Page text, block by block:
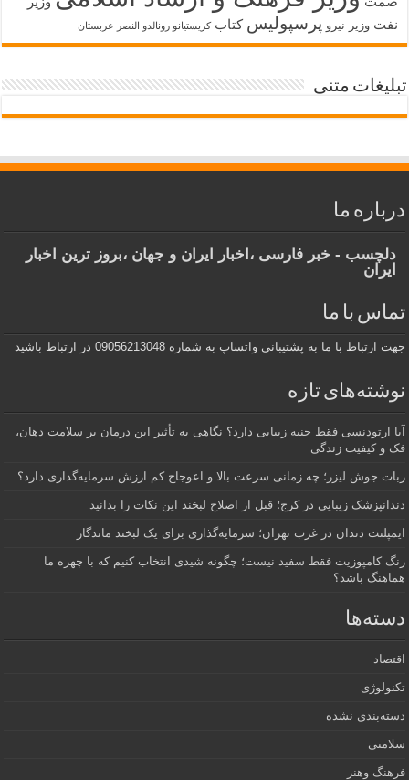
نفت وزیر نیرو پرسپولیس کتاب کریستیانو رونالدو النصر عربستان
تبلیغات متنی
درباره ما
دلچسب - خبر فارسی ،اخبار ایران و جهان ،بروز ترین اخبار
ایران
تماس با ما
جهت ارتباط با ما به پشتیبانی واتساپ به شماره 09056213048 در ارتباط باشید
نوشته‌های تازه
آیا ارتودنسی فقط جنبه زیبایی دارد؟ نگاهی به تأثیر این درمان بر سلامت دهان،
فک و کیفیت زندگی
ربات جوش لیزر؛ چه زمانی سرعت بالا و اعوجاج کم ارزش سرمایه‌گذاری دارد؟
دندانپزشک زیبایی در کرج؛ قبل از اصلاح لبخند این نکات را بدانید
ایمپلنت دندان در غرب تهران؛ سرمایه‌گذاری برای یک لبخند ماندگار
رنگ کامپوزیت فقط سفید نیست؛ چگونه شیدی انتخاب کنیم که با چهره ما
هماهنگ باشد؟
دسته‌ها
اقتصاد
تکنولوژی
دسته‌بندی نشده
سلامتی
فرهنگ وهنر